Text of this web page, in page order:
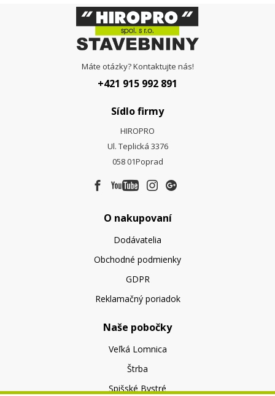
Máte otázky? Kontaktujte nás!
+421 915 992 891
Sídlo firmy
HIROPRO
Ul. Teplická 3376
058 01Poprad
O nakupovaní
Dodávatelia
Obchodné podmienky
GDPR
Reklamačný poriadok
Naše pobočky
Veľká Lomnica
Štrba
Spišské Bystré